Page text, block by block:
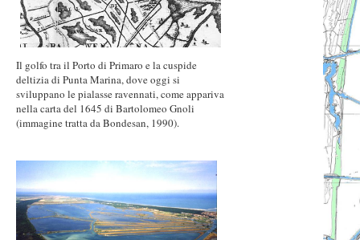
Il golfo tra il Porto di Primaro e la cuspide
deltizia di Punta Marina, dove oggi si
sviluppano le pialasse ravennati, come appariva
nella carta del 1645 di Bartolomeo Gnoli
(immagine tratta da Bondesan, 1990).